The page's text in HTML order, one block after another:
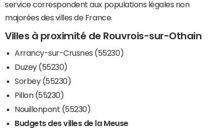
service correspondent aux populations légales non
majorées des villes de France.
Villes à proximité de Rouvrois-sur-Othain
Arrancy-sur-Crusnes (55230)
Duzey (55230)
Sorbey (55230)
Pillon (55230)
Nouillonpont (55230)
Budgets des villes de la Meuse